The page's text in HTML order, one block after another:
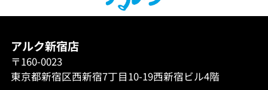
アルク新宿店
〒160-0023
東京都新宿区西新宿7丁目10-19西新宿ビル4階